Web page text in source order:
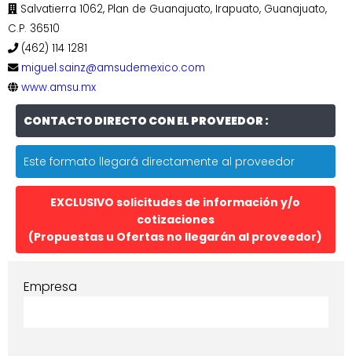
Salvatierra 1062, Plan de Guanajuato, Irapuato, Guanajuato,
C.P. 36510
(462) 114 1281
miguel.sainz@amsudemexico.com
www.amsu.mx
CONTACTO DIRECTO CON EL PROVEEDOR :
Este formato llegará directamente al proveedor
EXCLUSIVO solicitudes de información y/o
cotizaciones
(Propuestas u Ofertas no llegarán al proveedor)
Empresa